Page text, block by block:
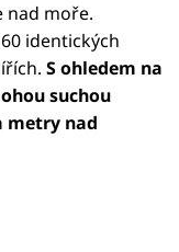
nad moře.
identických
S ohledem na
suchou
metry nad